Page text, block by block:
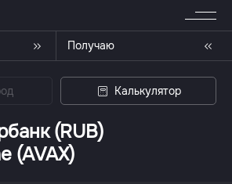
Получаю
Калькулятор
(RUB)
(AVAX)